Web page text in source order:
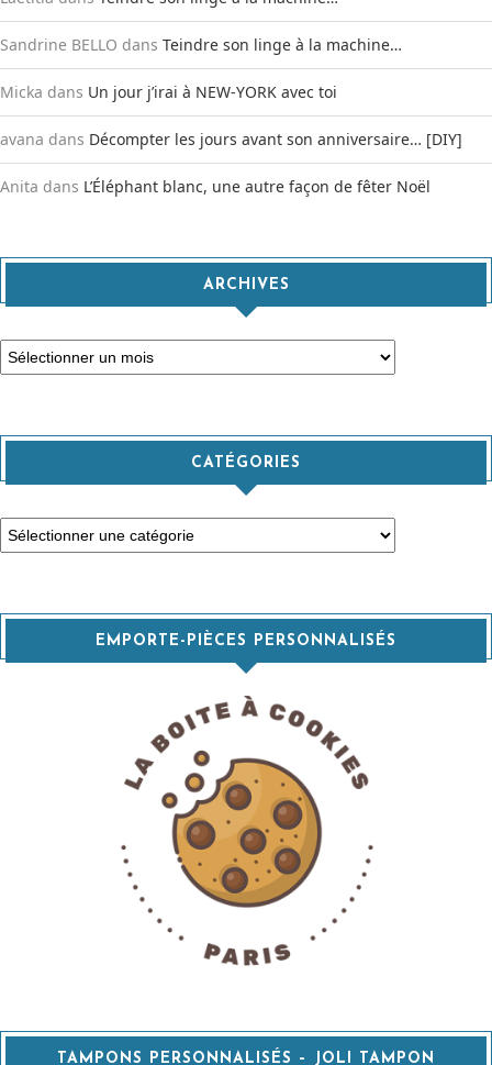
Sandrine BELLO dans Teindre son linge à la machine…
Micka dans Un jour j’irai à NEW-YORK avec toi
avana dans Décompter les jours avant son anniversaire… [DIY]
Anita dans L’Éléphant blanc, une autre façon de fêter Noël
ARCHIVES
Archives
CATÉGORIES
Catégories
EMPORTE-PIÈCES PERSONNALISÉS
TAMPONS PERSONNALISÉS – JOLI TAMPON